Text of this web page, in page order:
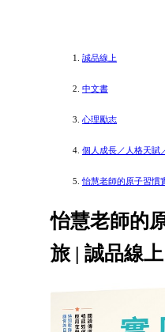
誠品線上
中文書
心理勵志
個人成長／人格天賦
怡慧老師的原子習慣
怡慧老師的
旅 | 誠品線上